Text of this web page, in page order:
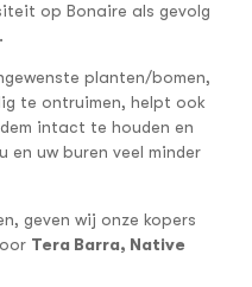
op Bonaire als gevolg
planten/bomen,
te ontruimen, helpt ook
intact te houden en
en uw buren veel minder
geven wij onze kopers
Tera Barra, Native